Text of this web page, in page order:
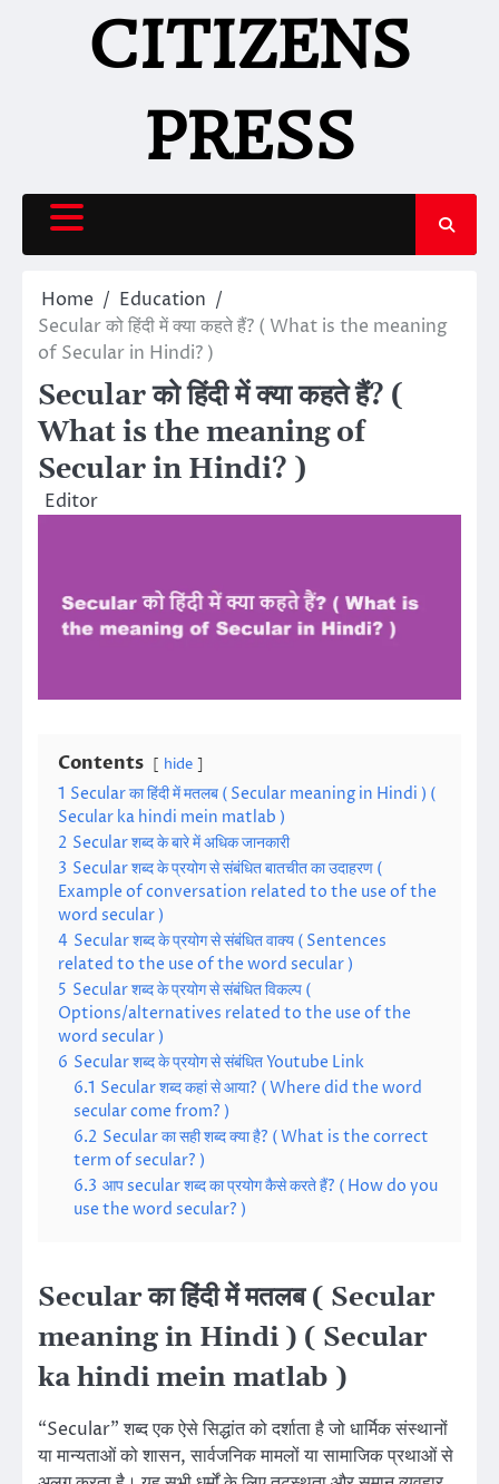
CITIZENS
PRESS
Home
Education
Secular को हिंदी में क्या कहते हैं? ( What is the meaning
of Secular in Hindi? )
Secular को हिंदी में क्या कहते हैं? (
What is the meaning of
Secular in Hindi? )
Editor
Contents hide
1 Secular का हिंदी में मतलब ( Secular meaning in Hindi ) (
Secular ka hindi mein matlab )
2 Secular शब्द के बारे में अधिक जानकारी
3 Secular शब्द के प्रयोग से संबंधित बातचीत का उदाहरण (
Example of conversation related to the use of the
word secular )
4 Secular शब्द के प्रयोग से संबंधित वाक्य ( Sentences
related to the use of the word secular )
5 Secular शब्द के प्रयोग से संबंधित विकल्प (
Options/alternatives related to the use of the
word secular )
6 Secular शब्द के प्रयोग से संबंधित Youtube Link
6.1 Secular शब्द कहां से आया? ( Where did the word
secular come from? )
6.2 Secular का सही शब्द क्या है? ( What is the correct
term of secular? )
6.3 आप secular शब्द का प्रयोग कैसे करते हैं? ( How do you
use the word secular? )
Secular का हिंदी में मतलब ( Secular
meaning in Hindi ) ( Secular
ka hindi mein matlab )
“Secular” शब्द एक ऐसे सिद्धांत को दर्शाता है जो धार्मिक संस्थानों
या मान्यताओं को शासन, सार्वजनिक मामलों या सामाजिक प्रथाओं से